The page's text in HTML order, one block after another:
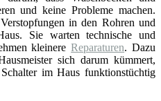
und keine Probleme machen.
in den Rohren und
Sie warten technische und
kleinereReparaturen. Dazu
sich darum kümmert,
im Haus funktionstüchtig